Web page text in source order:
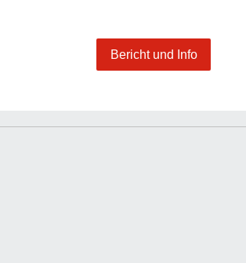
Bericht und Info